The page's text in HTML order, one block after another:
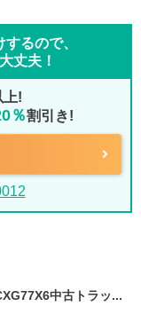
るので、
丈夫！
上!
％割引き!
中古トラッ...